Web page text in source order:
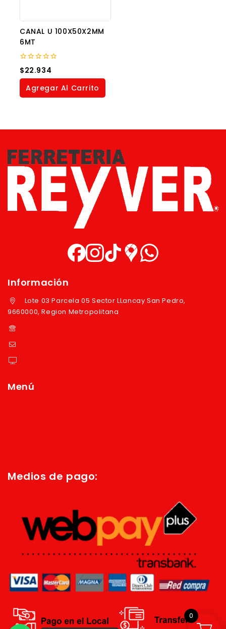
CANAL U 100X50X2MM
6MT
0
out
of
$22.934
Agregar Al Carrito
Información
Lote 03 Parcela 05 Sector LLancay San Pedro,
9660000, Region Metropolitana
Menú
Medios de pago:
0